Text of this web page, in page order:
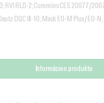
RVI RLD-2; Cummins CES 20077/
DQC III-10; Mack EO-M Plus/EO-
Informácie o produkte